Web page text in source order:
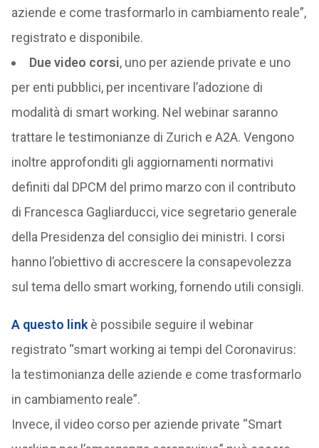
aziende e come trasformarlo in cambiamento reale”,
registrato e disponibile.
Due video corsi, uno per aziende private e uno
per enti pubblici, per incentivare l’adozione di
modalità di smart working. Nel webinar saranno
trattare le testimonianze di Zurich e A2A. Vengono
inoltre approfonditi gli aggiornamenti normativi
definiti dal DPCM del primo marzo con il contributo
di Francesca Gagliarducci, vice segretario generale
della Presidenza del consiglio dei ministri. I corsi
hanno l’obiettivo di accrescere la consapevolezza
sul tema dello smart working, fornendo utili consigli.
A questo linkè possibile seguire il webinar
registrato “smart working ai tempi del Coronavirus:
la testimonianza delle aziende e come trasformarlo
in cambiamento reale”.
Invece, il video corso per aziende private “Smart